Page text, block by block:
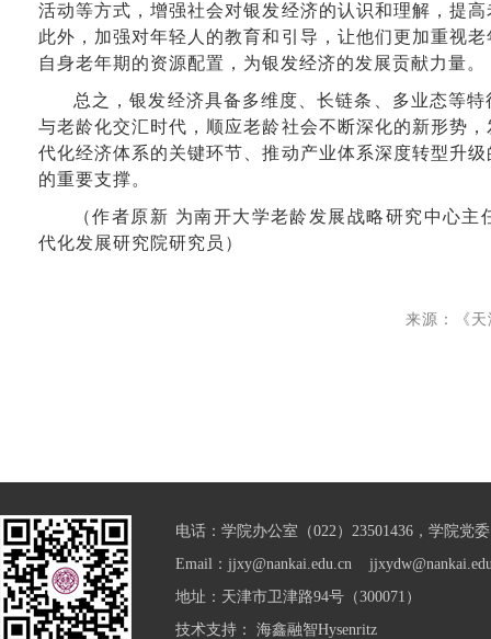
活动等方式，增强社会对银发经济的认识和理解，提
此外，加强对年轻人的教育和引导，让他们更加重视
自身老年期的资源配置，为银发经济的发展贡献力量。
总之，银发经济具备多维度、长链条、多业态等
与老龄化交汇时代，顺应老龄社会不断深化的新形势
代化经济体系的关键环节、推动产业体系深度转型升
的重要支撑。
（作者原新 为南开大学老龄发展战略研究中心
代化发展研究院研究员）
来源：《
电话：学院办公室（022）23501436，学院党
Email：jjxy@nankai.edu.cn
地址：天津市卫津路94号（300071）
技术支持： 海鑫融智Hysenritz